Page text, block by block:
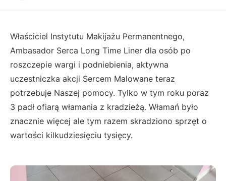
Właściciel Instytutu Makijażu Permanentnego,
Ambasador Serca Long Time Liner dla osób po
roszczepie wargi i podniebienia, aktywna
uczestniczka akcji Sercem Malowane teraz
potrzebuje Naszej pomocy. Tylko w tym roku poraz
3 padł ofiarą włamania z kradzieżą. Włamań było
znacznie więcej ale tym razem skradziono sprzęt o
wartości kilkudziesięciu tysięcy.